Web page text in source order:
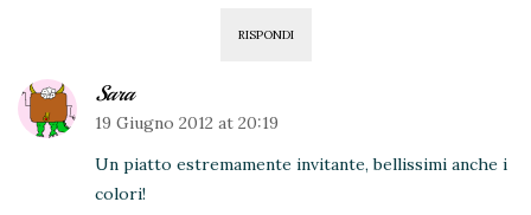
RISPONDI
Sara
19 Giugno 2012 at 20:19
Un piatto estremamente invitante, bellissimi anche i
colori!